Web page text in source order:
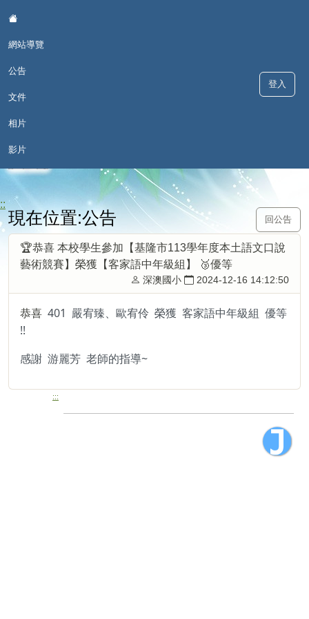
網站導覽
公告
文件
相片
影片
登入
言網
回公告
現在位置:公告
🏆恭喜 本校學生參加【基隆市113學年度本土語文口說
藝術競賽】榮獲【客家語中年級組】 🥉優等
深澳國小 2024-12-16 14:12:50
恭喜 401 嚴宥臻、歐宥伶 榮獲 客家語中年級組 優等
!!
感謝 游麗芳 老師的指導~
:::